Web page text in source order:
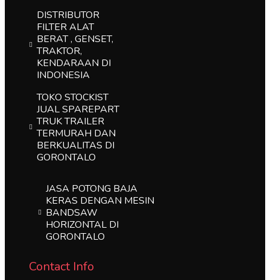
DISTRIBUTOR
FILTER ALAT
BERAT , GENSET,
TRAKTOR,
KENDARAAN DI
INDONESIA
TOKO STOCKIST
JUAL SPAREPART
TRUK TRAILER
TERMURAH DAN
BERKUALITAS DI
GORONTALO
JASA POTONG BAJA
KERAS DENGAN MESIN
BANDSAW
HORIZONTAL DI
GORONTALO
Contact Info